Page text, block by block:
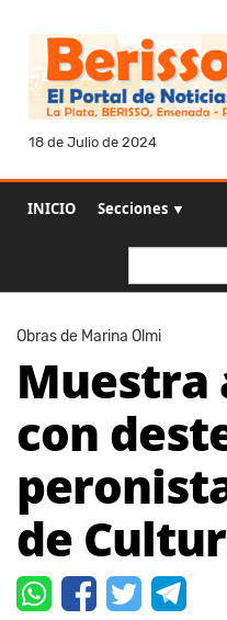
18 de Julio de 2024
INICIO Secciones ▼
Obras de Marina Olmi
con
de